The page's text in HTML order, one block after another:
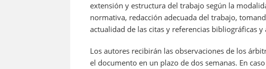
extensión y estructura del trabajo según la
normativa, redacción adecuada del trabajo,
actualidad de las citas y referencias bibliográficas
Los autores recibirán las observaciones de los
el documento en un plazo de dos semanas. En